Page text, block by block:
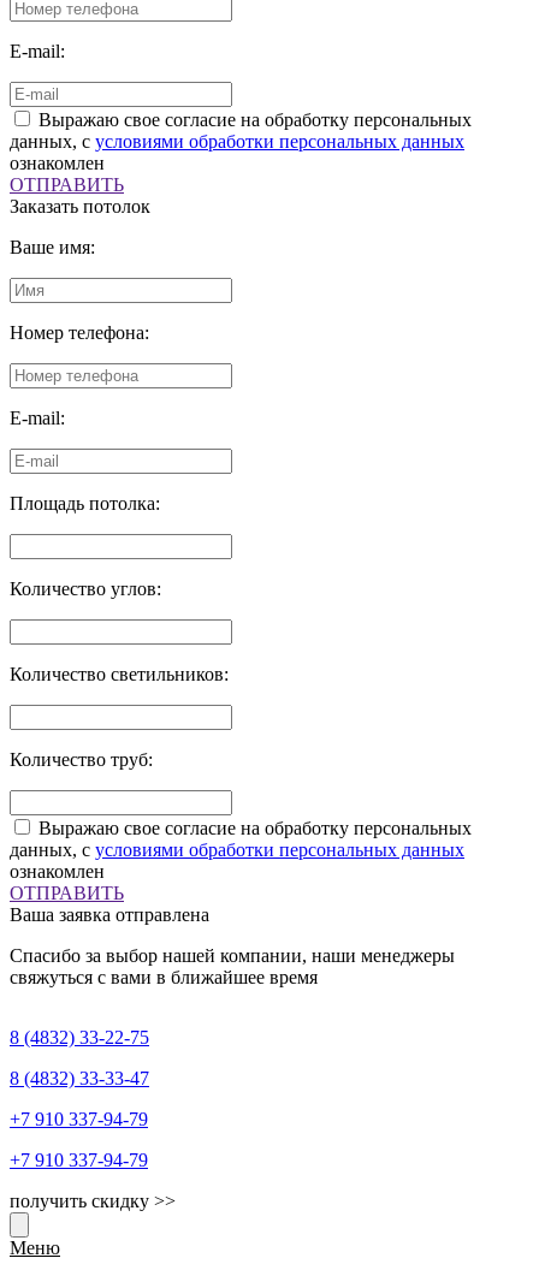
E-mail:
Выражаю свое согласие на обработку персональных
данных, с условиями обработки персональных данных
ознакомлен
ОТПРАВИТЬ
Заказать потолок
Ваше имя:
Номер телефона:
E-mail:
Площадь потолка:
Количество углов:
Количество светильников:
Количество труб:
Выражаю свое согласие на обработку персональных
данных, с условиями обработки персональных данных
ознакомлен
ОТПРАВИТЬ
Ваша заявка отправлена
Спасибо за выбор нашей компании, наши менеджеры
свяжуться с вами в ближайшее время
8 (4832) 33-22-75
8 (4832) 33-33-47
+7 910 337-94-79
+7 910 337-94-79
получить скидку >>
Меню